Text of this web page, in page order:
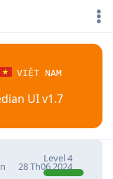
VIỆT NAM
UI v1.7
Level4
28 Th06 2024